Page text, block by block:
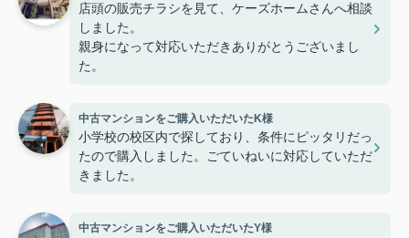
店頭の販売チラシを見て、ケーズホームさんへ相談
しました。
親身になって対応いただきありがとうございまし
た。
中古マンションをご購入いただいたK様
小学校の校区内で探しており、条件にピッタリだっ
たので購入しました。ごていねいに対応していただ
きました。
中古マンションをご購入いただいたY様